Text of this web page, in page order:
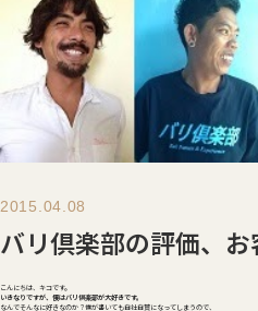
2015.04.08
バリ倶楽部の評価、
こんにちは、キコです。
いきなりですが、僕はバリ倶楽部が大好きです。
なんでそんなに好きなのか？僕が書いても自社自賛になってしまうので、